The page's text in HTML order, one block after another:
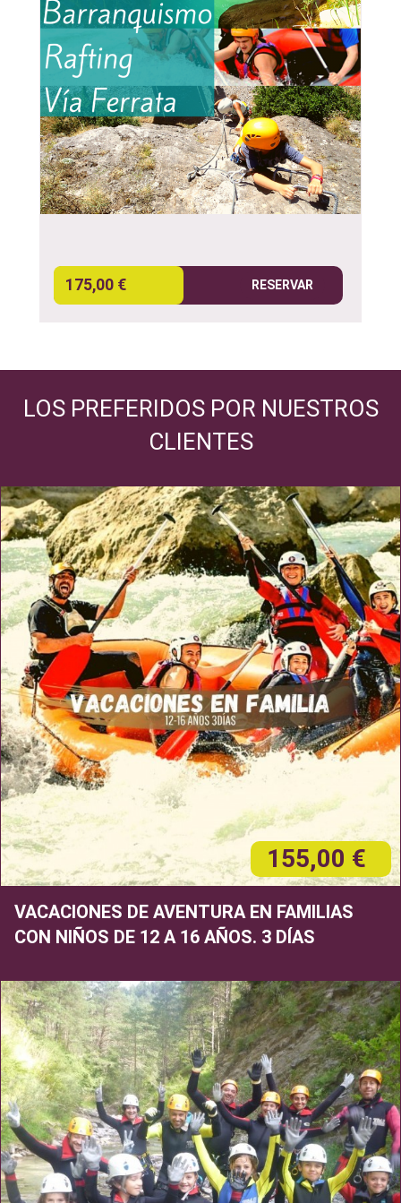
175,00 € RESERVAR
LOS PREFERIDOS POR NUESTROS
CLIENTES
155,00 €
VACACIONES DE AVENTURA EN FAMILIAS
CON NIÑOS DE 12 A 16 AÑOS. 3 DÍAS